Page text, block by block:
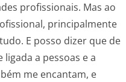
profissionais. Mas ao
principalmente
E posso dizer que de
a pessoas e a
me encantam, e